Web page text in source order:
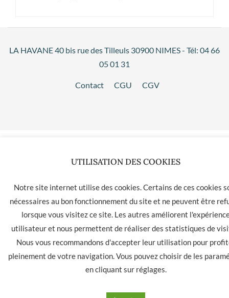
LA HAVANE 40 bis rue des Tilleuls 30900 NIMES - Tél: 04 66
05 01 31
Contact CGU CGV
UTILISATION DES COOKIES
Notre site internet utilise des cookies. Certains de ces cookies
nécessaires au bon fonctionnement du site et ne peuvent être
lorsque vous visitez ce site. Les autres améliorent
utilisateur et nous permettent de réaliser des statistiques de
Nous vous recommandons d'accepter leur utilisation pour
pleinement de votre navigation. Vous pouvez choisir de les
en cliquant sur réglages.